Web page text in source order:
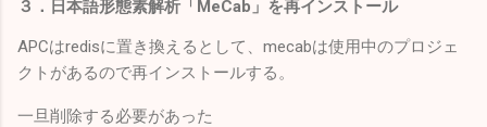
３．日本語形態素解析「MeCab」を再インストール
APCはredisに置き換えるとして、mecabは使用中のプロジェ
クトがあるので再インストールする。
一旦削除する必要があった